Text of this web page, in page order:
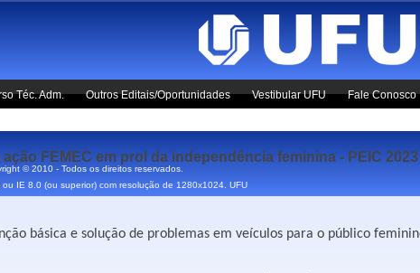
Téc. Adm. Outros Editais/Oportunidades Vestibular UFU Fale Conosco
FEMEC em prol da independência feminina - PEIC 2023
básica e solução de problemas em veículos para o público
© 2010 - Todos os direitos reservados.
IE 8.0 (ou superior) com resolução de 1280x1024. UFU